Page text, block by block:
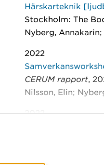
Härskarteknik
Stockholm: The
Nyberg,
2022
CERUM rapport ,
Nilsson, Elin;
2022